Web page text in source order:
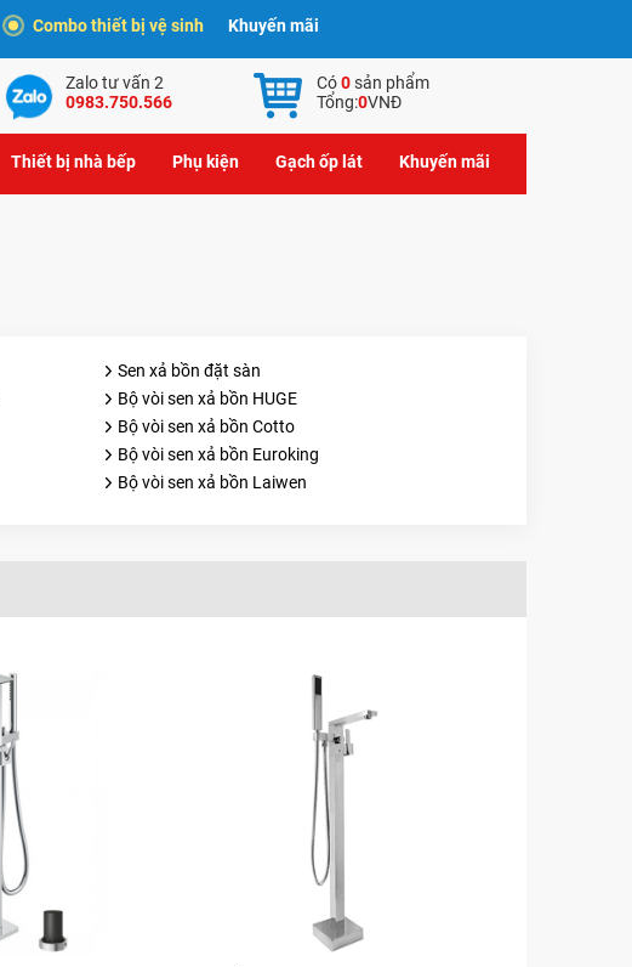
Combo thiết bị vệ sinh Khuyến mãi
Zalo tư vấn 2
0983.750.566
Có0sản phẩm
Tổng:0VNĐ
Thiết bị nhà bếp Phụ kiện Gạch ốp lát Khuyến mãi
Sen xả bồn đặt sàn
Bộ vòi sen xả bồn HUGE
Bộ vòi sen xả bồn Cotto
Bộ vòi sen xả bồn Euroking
Bộ vòi sen xả bồn Laiwen